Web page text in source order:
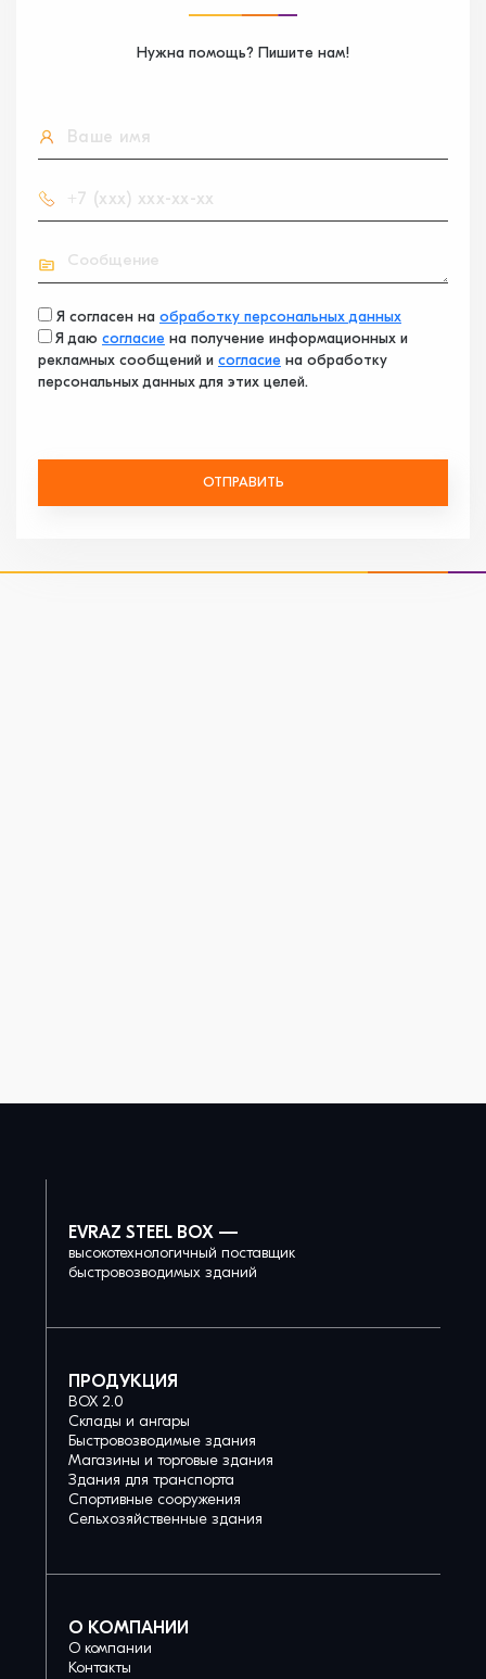
Нужна помощь? Пишите нам!
Я согласен на обработку персональных данных
Я даю согласие на получение информационных и
рекламных сообщений и согласие на обработку
персональных данных для этих целей.
ОТПРАВИТЬ
EVRAZ STEEL BOX —
высокотехнологичный поставщик
быстровозводимых зданий
ПРОДУКЦИЯ
BOX 2.0
Склады и ангары
Быстровозводимые здания
Магазины и торговые здания
Здания для транспорта
Спортивные сооружения
Сельхозяйственные здания
О КОМПАНИИ
О компании
Контакты